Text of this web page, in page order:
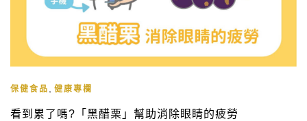
保健食品 , 健康專欄
看到累了嗎?「黑醋栗」幫助消除眼睛的疲勞